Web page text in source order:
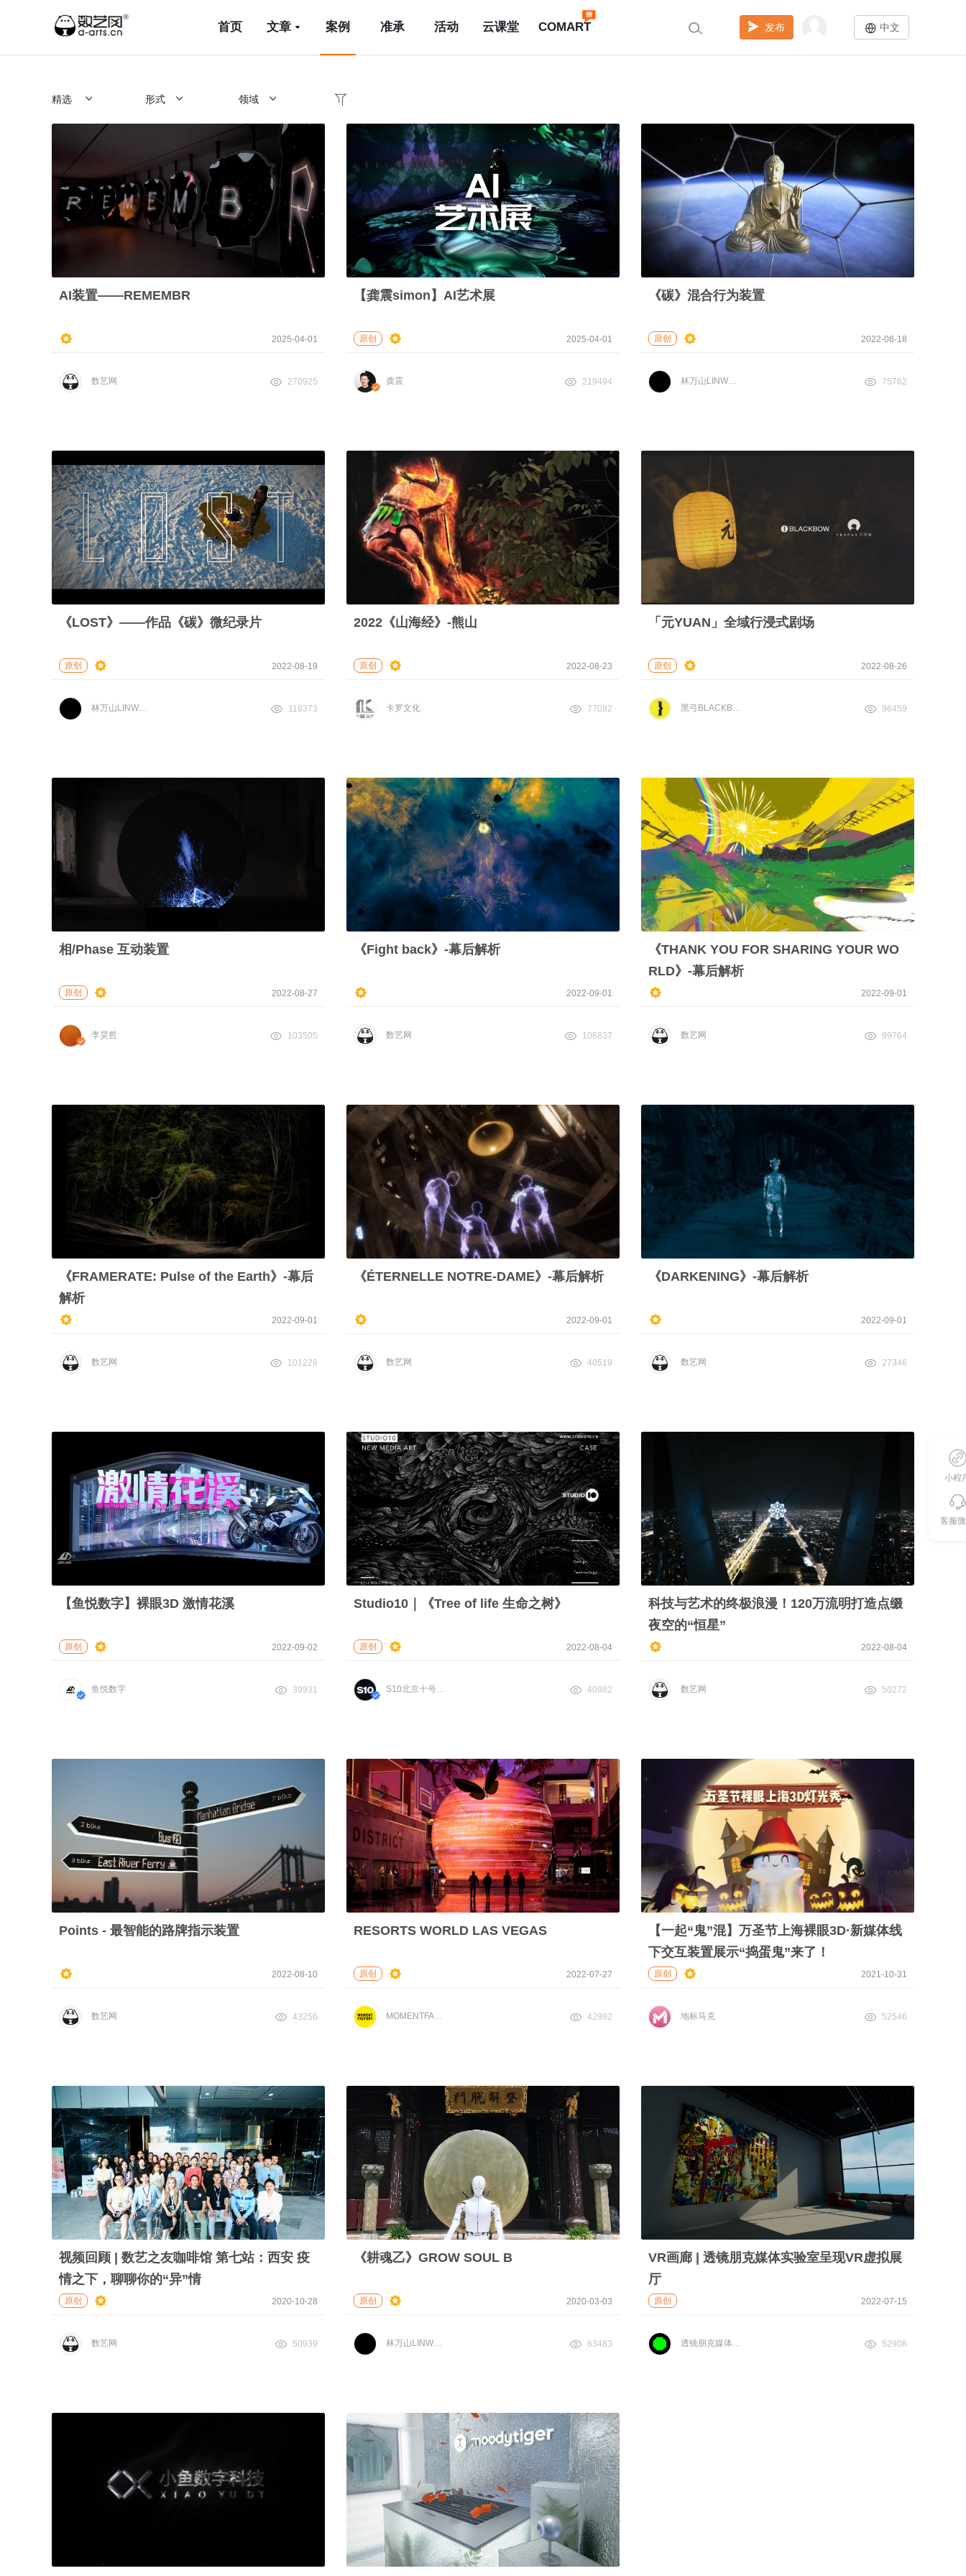
首页 文章 案例 准承 活动 云课堂 COMART 发布 中文
精选 形式 领域
AI装置——REMEMBR
2025-04-01
数艺网 270925
【龚震simon】AI艺术展
原创 2025-04-01
龚震 219494
《碳》混合行为装置
原创 2022-08-18
林万山LINWANSHAN 75762
《LOST》——作品《碳》微纪录片
原创 2022-08-19
林万山LINWANSHAN 118373
2022《山海经》-熊山
原创 2022-08-23
卡罗文化 77082
「元YUAN」全域行浸式剧场
原创 2022-08-26
黑弓BLACKBOW 96459
相/Phase 互动装置
原创 2022-08-27
李昊哲 103505
《Fight back》-幕后解析
2022-09-01
数艺网 106837
《THANK YOU FOR SHARING YOUR WO
RLD》-幕后解析
2022-09-01
数艺网 99764
《FRAMERATE: Pulse of the Earth》-幕后
解析
2022-09-01
数艺网 101228
《ÉTERNELLE NOTRE-DAME》-幕后解析
2022-09-01
数艺网 40519
《DARKENING》-幕后解析
2022-09-01
数艺网 27346
【鱼悦数字】裸眼3D 激情花溪
原创 2022-09-02
鱼悦数字 39931
Studio10｜《Tree of life 生命之树》
原创 2022-08-04
S10北京十号传媒科技 40982
科技与艺术的终极浪漫！120万流明打造点缀
夜空的“恒星”
2022-08-04
数艺网 50272
Points - 最智能的路牌指示装置
2022-08-10
数艺网 43256
RESORTS WORLD LAS VEGAS
原创 2022-07-27
MOMENTFACTORY 42992
【一起“鬼”混】万圣节上海裸眼3D·新媒体线
下交互装置展示“捣蛋鬼”来了！
原创 2021-10-31
地标马克 52546
视频回顾 | 数艺之友咖啡馆 第七站：西安 疫
情之下，聊聊你的“异”情
原创 2020-10-28
数艺网 50939
《耕魂乙》GROW SOUL B
原创 2020-03-03
林万山LINWANSHAN 63483
VR画廊 | 透镜朋克媒体实验室呈现VR虚拟展
厅
原创 2022-07-15
透镜朋克媒体实验室 52908
小程
客服